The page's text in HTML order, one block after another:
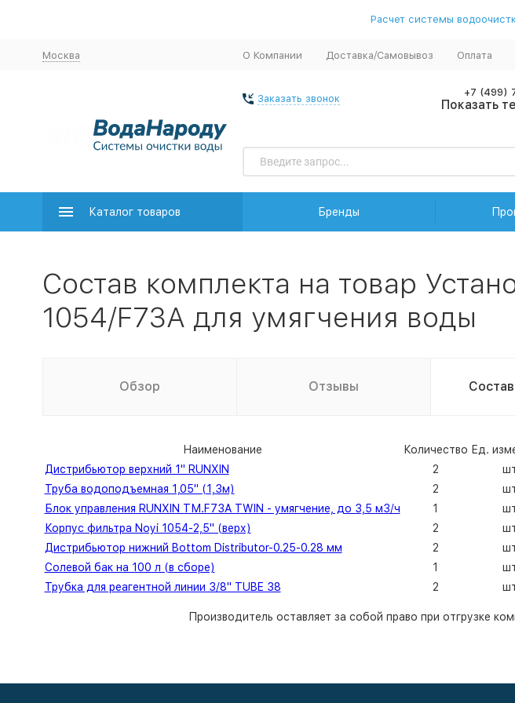
Расчет системы
Москва О Компании Доставка/Самовывоз Оплата
Заказать звонок
+7 (499)
Показать
Каталог товаров Бренды
Состав комплекта на товар
1054/F73A для умягчения воды
Обзор Отзывы
Наименование Количество Ед.
Дистрибьютор верхний 1" RUNXIN
2
Труба водоподъемная 1,05" (1,3м)
2
Блок управления RUNXIN ТМ.F73A TWIN - умягчение, до 3,5 м3/ч
1
Корпус фильтра Noyi 1054-2,5" (верх)
2
Дистрибьютор нижний Bottom Distributor-0.25-0.28 мм
2
Солевой бак на 100 л (в сборе)
1
Трубка для реагентной линии 3/8" TUBE 38
2
Производитель оставляет за собой право при отгрузке